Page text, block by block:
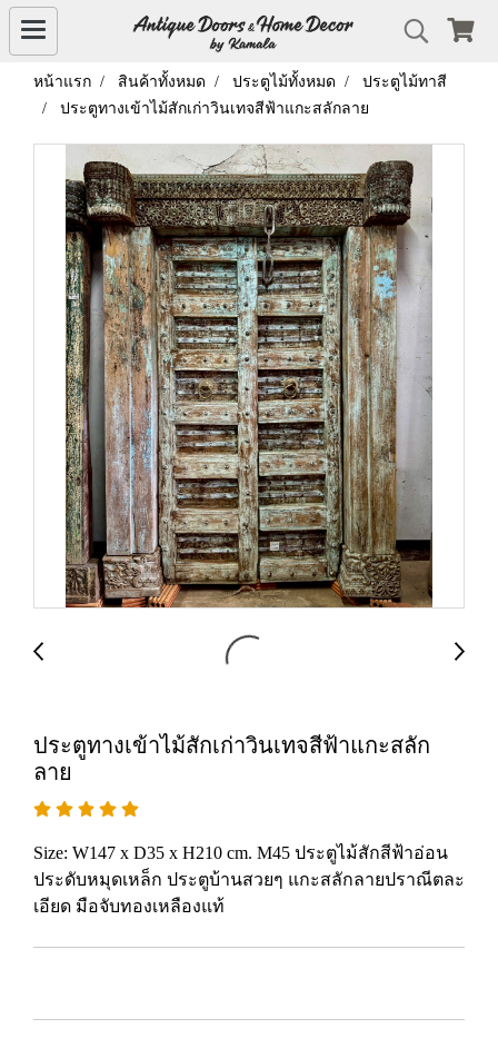
หน้าแรก สินค้าทั้งหมด ประตูไม้ทั้งหมด
ประตูไม้ทาสี
ประตูทางเข้าไม้สักเก่าวินเทจสีฟ้าแกะสลักลาย
ประตูทางเข้าไม้สักเก่าวินเทจสีฟ้าแกะสลัก
ลาย
Size: W147 x D35 x H210 cm. M45 ประตูไม้สักสีฟ้าอ่อน
ประดับหมุดเหล็ก ประตูบ้านสวยๆ แกะสลักลายปราณีตละ
เอียด มือจับทองเหลืองแท้